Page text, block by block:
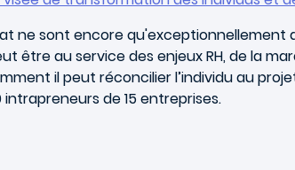
ne sont encore qu'exceptionnellement
être au service des enjeux RH, de la
il peut réconcilier l’individu au
de 15 entreprises.